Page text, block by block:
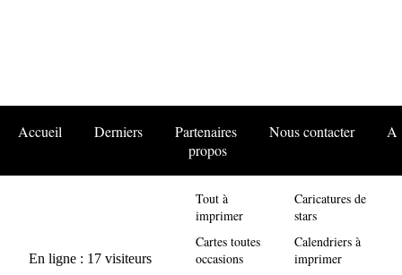
Accueil Derniers Partenaires Nous contacter
A
propos
Tout à
imprimer
Cartes toutes
occasions
Caricatures de
stars
Calendriers à
imprimer